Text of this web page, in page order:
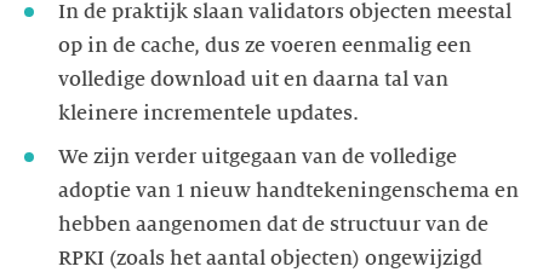
In de praktijk slaan validators objecten meestal
op in de cache, dus ze voeren eenmalig een
volledige download uit en daarna tal van
kleinere incrementele updates.
We zijn verder uitgegaan van de volledige
adoptie van 1 nieuw handtekeningenschema en
hebben aangenomen dat de structuur van de
RPKI (zoals het aantal objecten) ongewijzigd